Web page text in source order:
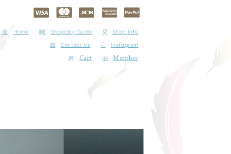
Home Shopping Guide
Shop Info
Contact Us
Instagram
Cart
Member